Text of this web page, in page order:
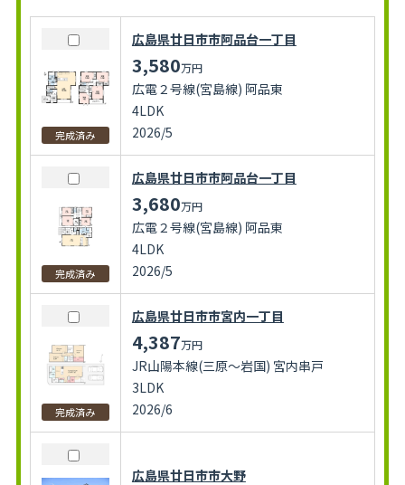
完成済み
広島県廿日市市阿品台一丁目
3,580万円
広電２号線(宮島線) 阿品東
4LDK
2026/5
完成済み
広島県廿日市市阿品台一丁目
3,680万円
広電２号線(宮島線) 阿品東
4LDK
2026/5
完成済み
広島県廿日市市宮内一丁目
4,387万円
JR山陽本線(三原～岩国) 宮内串戸
3LDK
2026/6
広島県廿日市市大野